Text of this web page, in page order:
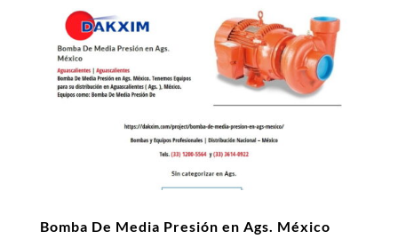
Bomba De Media Presión en Ags. México